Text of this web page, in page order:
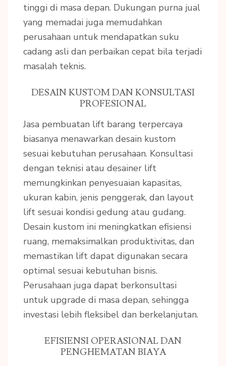
tinggi di masa depan. Dukungan purna jual
yang memadai juga memudahkan
perusahaan untuk mendapatkan suku
cadang asli dan perbaikan cepat bila terjadi
masalah teknis.
DESAIN KUSTOM DAN KONSULTASI
PROFESIONAL
Jasa pembuatan lift barang terpercaya
biasanya menawarkan desain kustom
sesuai kebutuhan perusahaan. Konsultasi
dengan teknisi atau desainer lift
memungkinkan penyesuaian kapasitas,
ukuran kabin, jenis penggerak, dan layout
lift sesuai kondisi gedung atau gudang.
Desain kustom ini meningkatkan efisiensi
ruang, memaksimalkan produktivitas, dan
memastikan lift dapat digunakan secara
optimal sesuai kebutuhan bisnis.
Perusahaan juga dapat berkonsultasi
untuk upgrade di masa depan, sehingga
investasi lebih fleksibel dan berkelanjutan.
EFISIENSI OPERASIONAL DAN
PENGHEMATAN BIAYA